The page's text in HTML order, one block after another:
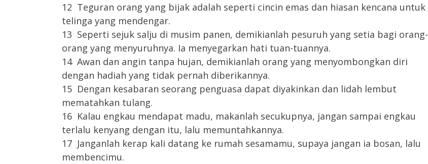
12 Teguran orang yang bijak adalah seperti cincin emas dan hiasan kencana untuk
telinga yang mendengar.
13 Seperti sejuk salju di musim panen, demikianlah pesuruh yang setia bagi orang-
orang yang menyuruhnya. Ia menyegarkan hati tuan-tuannya.
14 Awan dan angin tanpa hujan, demikianlah orang yang menyombongkan diri
dengan hadiah yang tidak pernah diberikannya.
15 Dengan kesabaran seorang penguasa dapat diyakinkan dan lidah lembut
mematahkan tulang.
16 Kalau engkau mendapat madu, makanlah secukupnya, jangan sampai engkau
terlalu kenyang dengan itu, lalu memuntahkannya.
17 Janganlah kerap kali datang ke rumah sesamamu, supaya jangan ia bosan, lalu
membencimu.